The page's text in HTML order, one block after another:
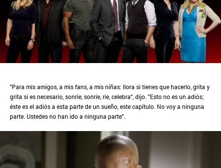
"Para mis amigos, a mis fans, a mis niñas: llora si tienes que hacerlo, grita y
grita si es necesario, sonríe, sonríe, ríe, celebra", dijo. "Esto no es un adiós;
éste es el adiós a esta parte de un sueño, este capítulo. No voy a ninguna
parte. Ustedes no han ido a ninguna parte".